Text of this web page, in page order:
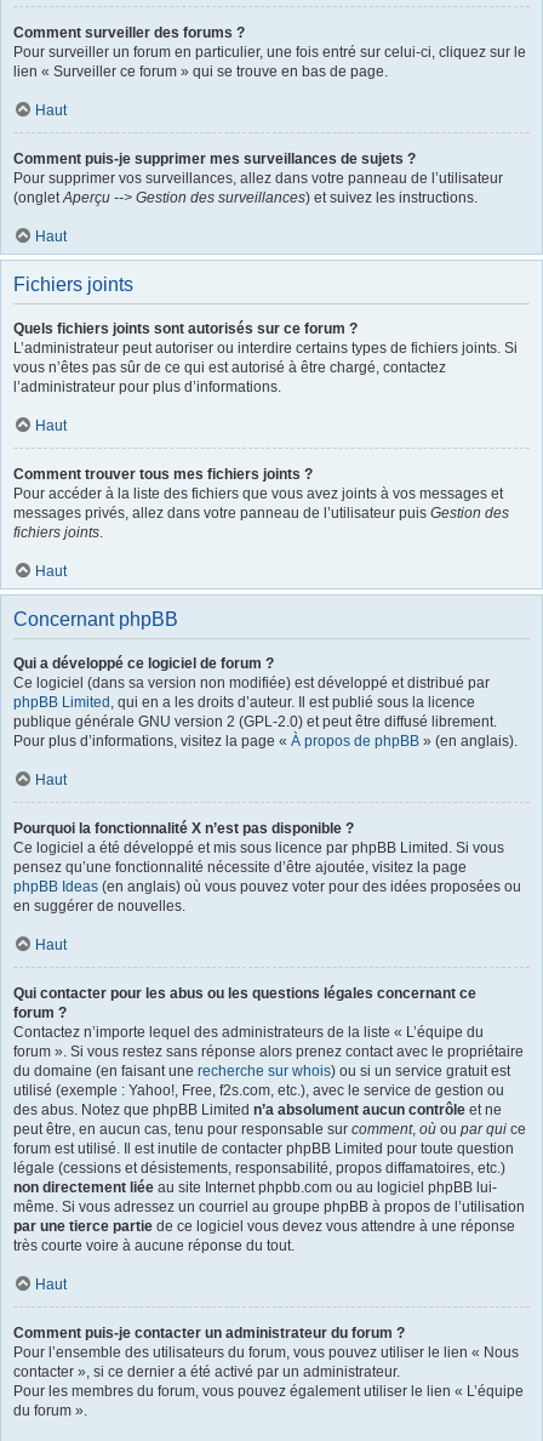
Comment surveiller des forums ?
Pour surveiller un forum en particulier, une fois entré sur celui-ci, cliquez sur le
lien « Surveiller ce forum » qui se trouve en bas de page.
Haut
Comment puis-je supprimer mes surveillances de sujets ?
Pour supprimer vos surveillances, allez dans votre panneau de l’utilisateur
(ongletAperçu --> Gestion des surveillances) et suivez les instructions.
Haut
Fichiers joints
Quels fichiers joints sont autorisés sur ce forum ?
L’administrateur peut autoriser ou interdire certains types de fichiers joints. Si
vous n’êtes pas sûr de ce qui est autorisé à être chargé, contactez
l’administrateur pour plus d’informations.
Haut
Comment trouver tous mes fichiers joints ?
Pour accéder à la liste des fichiers que vous avez joints à vos messages et
messages privés, allez dans votre panneau de l’utilisateur puis Gestion des
fichiers joints.
Haut
Concernant phpBB
Qui a développé ce logiciel de forum ?
Ce logiciel (dans sa version non modifiée) est développé et distribué par
phpBB Limited , qui en a les droits d’auteur. Il est publié sous la licence
publique générale GNU version 2 (GPL-2.0) et peut être diffusé librement.
Pour plus d’informations, visitez la page « À propos de phpBB » (en anglais).
Haut
Pourquoi la fonctionnalité X n’est pas disponible ?
Ce logiciel a été développé et mis sous licence par phpBB Limited. Si vous
pensez qu’une fonctionnalité nécessite d’être ajoutée, visitez la page
phpBB Ideas (en anglais) où vous pouvez voter pour des idées proposées ou
en suggérer de nouvelles.
Haut
Qui contacter pour les abus ou les questions légales concernant ce
forum ?
Contactez n’importe lequel des administrateurs de la liste « L’équipe du
forum ». Si vous restez sans réponse alors prenez contact avec le propriétaire
du domaine (en faisant une recherche sur whois) ou si un service gratuit est
utilisé (exemple : Yahoo!, Free, f2s.com, etc.), avec le service de gestion ou
des abus. Notez que phpBB Limited n’a absolument aucun contrôle et ne
peut être, en aucun cas, tenu pour responsable sur comment, où ou par qui ce
forum est utilisé. Il est inutile de contacter phpBB Limited pour toute question
légale (cessions et désistements, responsabilité, propos diffamatoires, etc.)
non directement liée au site Internet phpbb.com ou au logiciel phpBB lui-
même. Si vous adressez un courriel au groupe phpBB à propos de l’utilisation
par une tierce partie de ce logiciel vous devez vous attendre à une réponse
très courte voire à aucune réponse du tout.
Haut
Comment puis-je contacter un administrateur du forum ?
Pour l’ensemble des utilisateurs du forum, vous pouvez utiliser le lien « Nous
contacter », si ce dernier a été activé par un administrateur.
Pour les membres du forum, vous pouvez également utiliser le lien « L’équipe
du forum ».